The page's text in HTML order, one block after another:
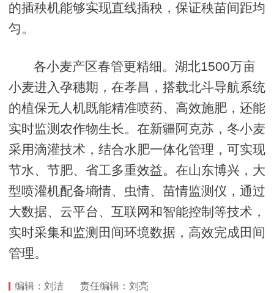
的插秧机能够实现直线插秧，保证秧苗间距均
匀。
各小麦产区春管更精细。湖北1500万亩
小麦进入孕穗期，在孝昌，搭载北斗导航系统
的植保无人机既能精准喷药、高效施肥，还能
实时监测农作物生长。在新疆阿克苏，冬小麦
采用滴灌技术，结合水肥一体化管理，可实现
节水、节肥、省工多重效益。在山东博兴，大
型喷灌机配备墒情、虫情、苗情监测仪，通过
大数据、云平台、互联网和智能控制等技术，
实时采集和监测田间环境数据，高效完成田间
管理。
编辑：刘洁 责任编辑：刘亮